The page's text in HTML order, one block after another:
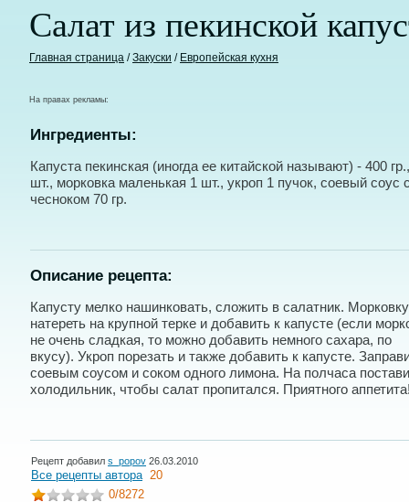
Салат из пекинской
Главная страница /Закуски / Европейская кухня
На правах рекламы:
Ингредиенты:
Капуста пекинская (иногда ее китайской называют) - 400
шт., морковка маленькая 1 шт., укроп 1 пучок, соевый соус
чесноком 70 гр.
Описание рецепта:
Капусту мелко нашинковать, сложить в салатник. Морковку
натереть на крупной терке и добавить к капусте (если
не очень сладкая, то можно добавить немного сахара, по
вкусу). Укроп порезать и также добавить к капусте.
соевым соусом и соком одного лимона. На полчаса
холодильник, чтобы салат пропитался. Приятного
Рецепт добавил s_popov 26.03.2010
Все рецепты автора 20
0/8272